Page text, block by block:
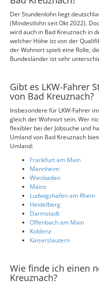
Der Stundenlohn liegt
(Mindestlohn seit Okt 2022).
wird auch in Bad Kreuznach in
welcher Höhe ist von der
der Wohnort spielt eine Rolle,
Bundesländer ist sehr
Gibt es LKW-Fahrer
von Bad Kreuznach?
Insbesondere für LKW-Fahrer
gleich der Wohnort sein. Wer
flexibler bei der Jobsuche und
Umland von Bad Kreuznach
Umland:
Frankfurt am Main
Mannheim
Wiesbaden
Mainz
Ludwigshafen am Rhein
Heidelberg
Darmstadt
Offenbach am Main
Koblenz
Kaiserslautern
Wie finde ich einen
Kreuznach?